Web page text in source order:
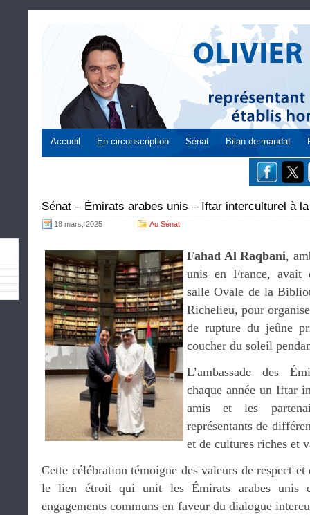
Accueil En circonscription Sénat Bilan de mandat
Sénat – Émirats arabes unis – Iftar interculturel à
18 mars, 2025 Au Sénat
Fahad Al Raqbani,
unis en France, avait
salle Ovale de la
Richelieu, pour
de rupture du jeûne
coucher du soleil
L’ambassade des
chaque année un Iftar
amis et les
représentants de
et de cultures riches et
Cette célébration témoigne des valeurs de respect
le lien étroit qui unit les Émirats arabes unis
engagements communs en faveur du dialogue